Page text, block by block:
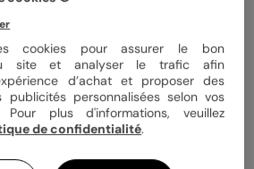
12x17 cm
cookies pour assurer le bon
site et analyser le trafic afin
d’achat et proposer des
personnalisées selon vos
Pour plus d'informations, veuillez
de confidentialité.